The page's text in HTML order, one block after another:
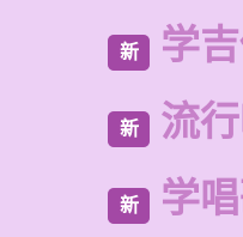
新 学
新 流
新 学